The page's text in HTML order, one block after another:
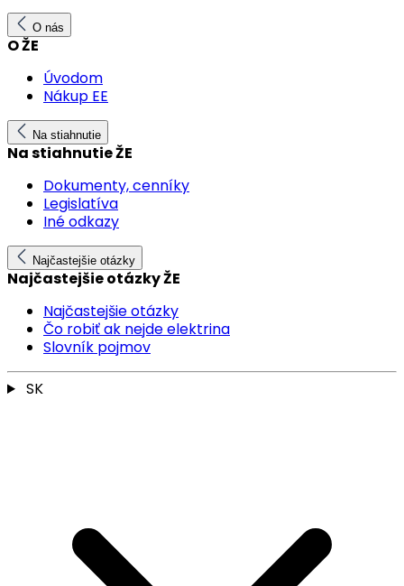
O nás
O ŽE
Úvodom
Nákup EE
Na stiahnutie
Na stiahnutie ŽE
Dokumenty, cenníky
Legislatíva
Iné odkazy
Najčastejšie otázky
Najčastejšie otázky ŽE
Najčastejšie otázky
Čo robiť ak nejde elektrina
Slovník pojmov
SK